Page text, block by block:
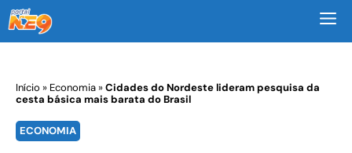
Início » Economia»Cidades do Nordeste lideram pesquisa da
cesta básica mais barata do Brasil
ECONOMIA